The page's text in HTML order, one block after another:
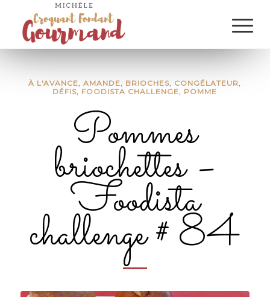
À L'AVANCE,AMANDE, BRIOCHES, CONGÉLATEUR,
DÉFIS, FOODISTA CHALLENGE, POMME
Pommes
briochettes –
Foodista
challenge # 84